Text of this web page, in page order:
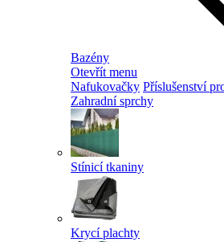
Bazény
Otevřít menu
Nafukovačky Příslušenství
Zahradní sprchy
Stínicí tkaniny
Krycí plachty